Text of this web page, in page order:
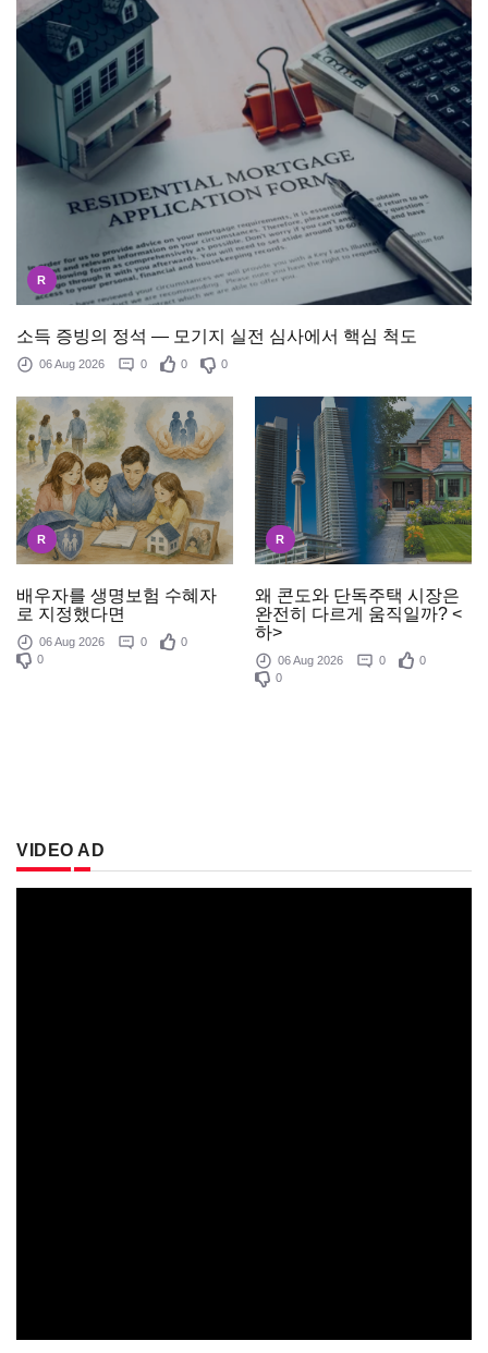
R
소득 증빙의 정석 — 모기지 실전 심사에서 핵심 척도
06 Aug 2026 0 0 0
R
배우자를 생명보험 수혜자
로 지정했다면
06 Aug 2026 0
0
0
R
왜 콘도와 단독주택 시장은
완전히 다르게 움직일까? <
하>
06 Aug 2026 0
0
0
VIDEO AD